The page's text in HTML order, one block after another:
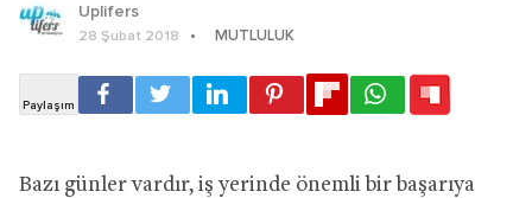
Uplifers
28 Şubat 2018 MUTLULUK
Bazı günler vardır, iş yerinde önemli bir başarıya